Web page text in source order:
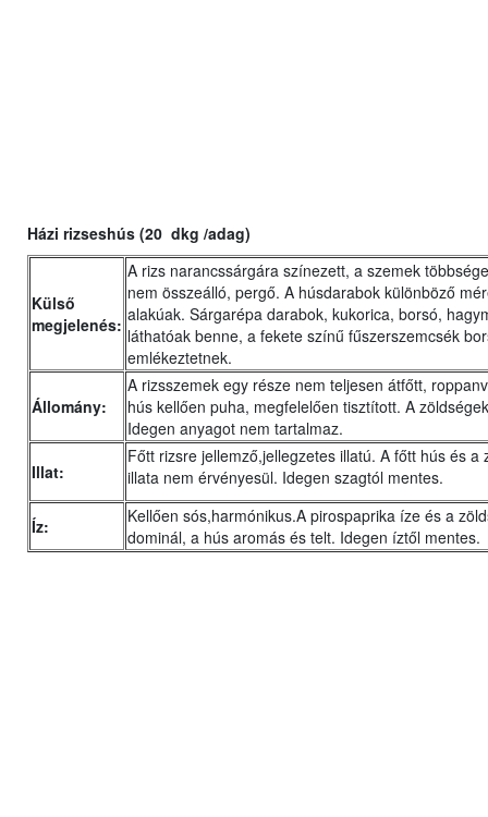
Házi rizseshús (20 dkg /adag)
Külső
megjelenés:
A rizs narancssárgára színezett, a szemek
nem összeálló, pergő. A húsdarabok különböző
alakúak. Sárgarépa darabok, kukorica, borsó,
láthatóak benne, a fekete színű fűszerszemcsék
emlékeztetnek.
Állomány:
A rizsszemek egy része nem teljesen átfőtt,
hús kellően puha, megfelelően tisztított. A
Idegen anyagot nem tartalmaz.
Illat:
Főtt rizsre jellemző,jellegzetes illatú. A főtt hús és a
illata nem érvényesül. Idegen szagtól mentes.
Íz:
Kellően sós,harmónikus.A pirospaprika íze és a
dominál, a hús aromás és telt. Idegen íztől mentes.